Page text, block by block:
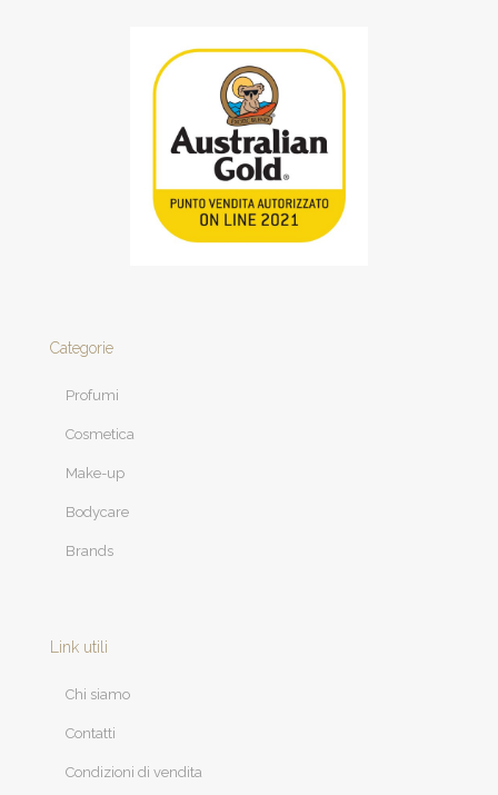
Categorie
Profumi
Cosmetica
Make-up
Bodycare
Brands
Link utili
Chi siamo
Contatti
Condizioni di vendita